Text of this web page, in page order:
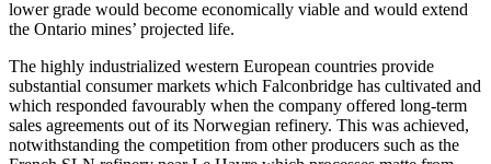
lower grade would become economically viable and would extend
the Ontario mines’ projected life.
The highly industrialized western European countries provide
substantial consumer markets which Falconbridge has cultivated and
which responded favourably when the company offered long-term
sales agreements out of its Norwegian refinery. This was achieved,
notwithstanding the competition from other producers such as the